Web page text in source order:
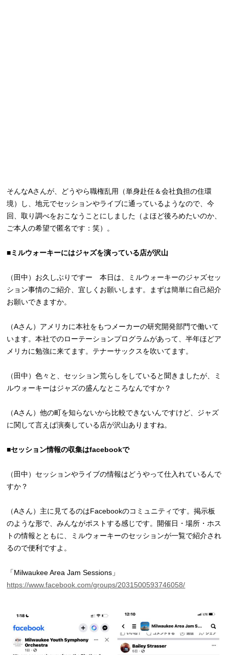
そんなAさんが、どうやら職権乱用（単身赴任＆会社負担の住環
境）し、地元でセッションやライブに通っているようなので、今
回、取り調べをおこなうことにしました（よほど後ろめたいのか、
ご本人の希望で匿名です：笑）。
■ミルウォーキーにはジャズを演っている店が沢山
（田中）お久しぶりですー 本日は、ミルウォーキーのジャズセッ
ション事情のご紹介、宜しくお願いします。まずは簡単に自己紹介
お願いできますか。
（Aさん）アメリカに本社をもつメーカーの研究開発部門で働いて
います。本社でのローテーションプログラムがあって、半年ほどア
メリカに勉強に来てます。テナーサックスを吹いてます。
（田中）色々と、セッション荒らしをしていると聞きましたが、ミ
ルウォーキーはジャズの盛んなところなんですか？
（Aさん）他の町を知らないから比較できないんですけど、ジャズ
に関して言えば演奏している店が沢山ありますね。
■セッション情報の収集はfacebookで
（田中）セッションやライブの情報はどうやって仕入れているんで
すか？
（Aさん）主に見てるのはFacebookのコミュニティです。掲示板
のような形で、みんながポストする感じです。開催日・場所・ホス
トの情報とともに、ミルウォーキーのセッションが一覧で紹介され
るので便利ですよ。
「Milwaukee Area Jam Sessions」
https://www.facebook.com/groups/2031500593746058/